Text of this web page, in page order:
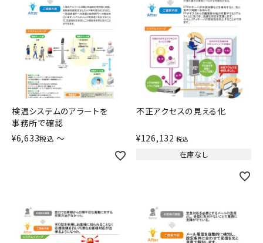
用途別改善アイデア
ネットワーク対応
積層信号灯
回転灯
流線型
音/音声
検温システムのアラートを
事務所で確認
¥6,633税込 〜
不正アクセスの見える化
¥126,132 税込
在庫なし